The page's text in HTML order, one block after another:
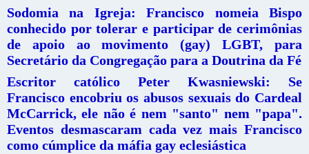
Sodomia na Igreja: Francisco nomeia Bispo
conhecido por tolerar e participar de cerimônias
de apoio ao movimento (gay) LGBT, para
Secretário da Congregação para a Doutrina da Fé
Escritor católico Peter Kwasniewski: Se
Francisco encobriu os abusos sexuais do Cardeal
McCarrick, ele não é nem "santo" nem "papa".
Eventos desmascaram cada vez mais Francisco
como cúmplice da máfia gay eclesiástica